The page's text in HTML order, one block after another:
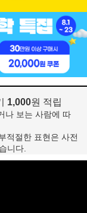
1,000원 적립
나 보는 사람에 따
적절한 표현은 사전
니다.